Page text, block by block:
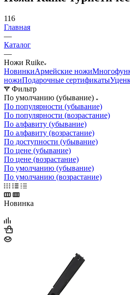
116
Главная
—
Каталог
—
Ножи Ruike
НовинкиАрмейские ножи
ножиПодарочные сертификаты
Фильтр
По умолчанию (убывание)
По популярности (убывание)
По популярности (возрастание)
По алфавиту (убывание)
По алфавиту (возрастание)
По доступности (убывание)
По цене (убывание)
По цене (возрастание)
По умолчанию (убывание)
По умолчанию (возрастание)
Новинка